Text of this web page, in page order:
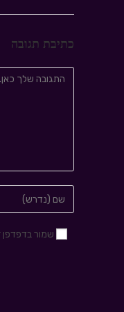
כתיבת תגובה
שמור